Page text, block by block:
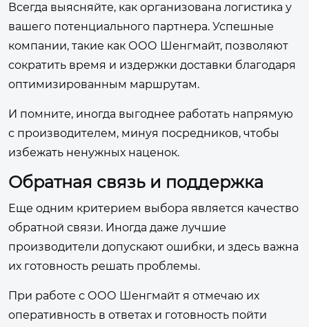
Всегда выясняйте, как организована логистика у
вашего потенциального партнера. Успешные
компании, такие как ООО Шенгмайт, позволяют
сократить время и издержки доставки благодаря
оптимизированным маршрутам.
И помните, иногда выгоднее работать напрямую
с производителем, минуя посредников, чтобы
избежать ненужных наценок.
Обратная связь и поддержка
Еще одним критерием выбора является качество
обратной связи. Иногда даже лучшие
производители допускают ошибки, и здесь важна
их готовность решать проблемы.
При работе с ООО Шенгмайт я отмечаю их
оперативность в ответах и готовность пойти